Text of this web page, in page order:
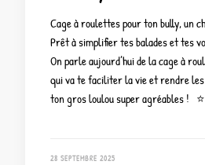
Cage à roulettes pour ton bully, un
Prêt à simplifier tes balades et tes
On parle aujourd’hui de la cage à
qui va te faciliter la vie et rendre
ton gros loulou super agréables !
28 SEPTEMBRE 2025